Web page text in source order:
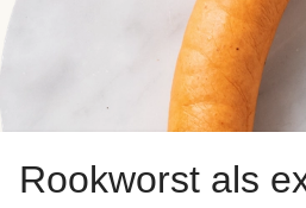
Rookworst als